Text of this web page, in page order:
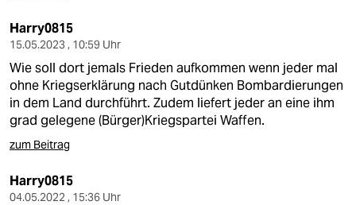
verlag
verlag
veranstaltungen
shop
fragen & hilfe
Harry0815
15.05.2023 , 10:59 Uhr
Wie soll dort jemals Frieden aufkommen wenn jeder mal
ohne Kriegserklärung nach Gutdünken Bombardierungen
in dem Land durchführt. Zudem liefert jeder an eine ihm
grad gelegene (Bürger)Kriegspartei Waffen.
zum Beitrag
Harry0815
04.05.2022 , 15:36 Uhr